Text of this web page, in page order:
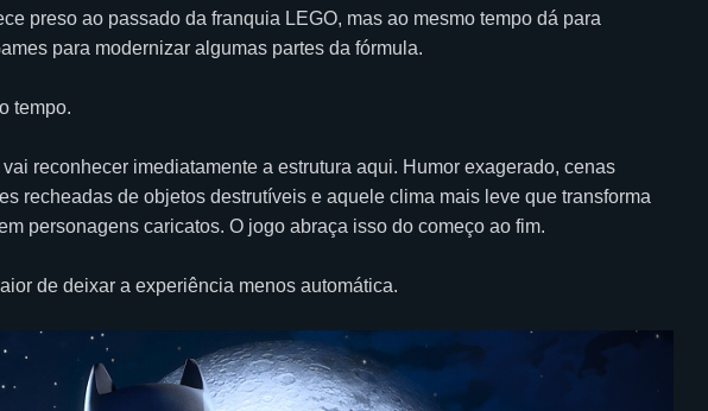
preso ao passado da franquia LEGO, mas ao mesmo tempo dá para
para modernizar algumas partes da fórmula.
tempo.
reconhecer imediatamente a estrutura aqui. Humor exagerado, cenas
recheadas de objetos destrutíveis e aquele clima mais leve que transforma
personagens caricatos. O jogo abraça isso do começo ao fim.
de deixar a experiência menos automática.